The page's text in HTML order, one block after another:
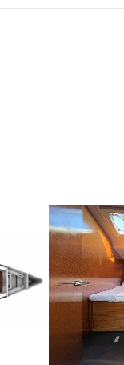
PERSON YEAR